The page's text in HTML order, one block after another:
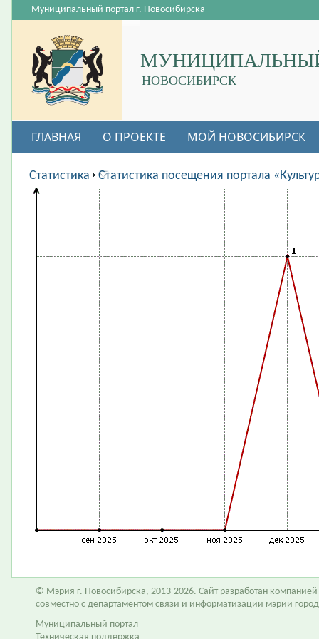
НОВОСИБИРСК
Муниципальный портал г. Новосибирска
ГЛАВНАЯ О ПРОЕКТЕ МОЙ НОВОСИБИРСК
ВАКАНСИИ
Статистика Статистика посещения портала
© Мэрия г. Новосибирска, 2013-2026. Сайт разработан компанией
совместно с департаментом связи и информатизации мэрии
Муниципальный портал